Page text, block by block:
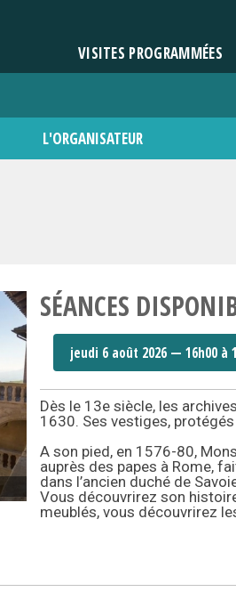
VISITES PROGRAMMÉES
L'ORGANISATEUR
SÉANCES
Dès le 13e siècle, les
1630. Ses vestiges,
A son pied, en 1576-80,
auprès des papes à Rome,
dans l’ancien duché de
Vous découvrirez son
meublés, vous découvrirez